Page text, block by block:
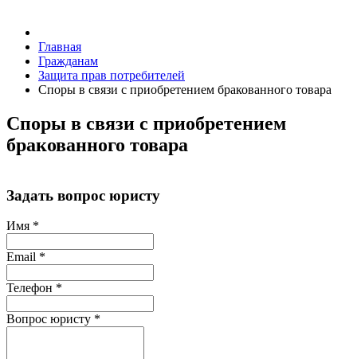
Главная
Гражданам
Защита прав потребителей
Споры в связи с приобретением бракованного товара
Споры в связи с приобретением
бракованного товара
Задать вопрос юристу
Имя *
Email *
Телефон *
Вопрос юристу *